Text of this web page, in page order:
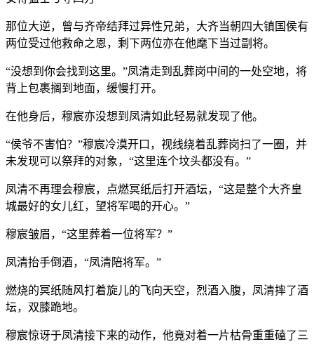
那位大逆，曾与齐帝结拜过异性兄弟，大齐当朝四大镇国侯有
两位受过他救命之恩，剩下两位亦在他麾下当过副将。
“没想到你会找到这里。”凤清走到乱葬岗中间的一处空地，将
背上包裹搁到地面，缓慢打开。
在他身后，穆宸亦没想到凤清如此轻易就发现了他。
“侯爷不害怕？”穆宸冷漠开口，视线绕着乱葬岗扫了一圈，并
未发现可以祭拜的对象，“这里连个坟头都没有。”
凤清不再理会穆宸，点燃冥纸后打开酒坛，“这是整个大齐皇
城最好的女儿红，望将军喝的开心。”
穆宸皱眉，“这里葬着一位将军？”
凤清抬手倒酒，“凤清陪将军。”
燃烧的冥纸随风打着旋儿的飞向天空，烈酒入腹，凤清摔了酒
坛，双膝跪地。
穆宸惊讶于凤清接下来的动作，他竟对着一片枯骨重重磕了三